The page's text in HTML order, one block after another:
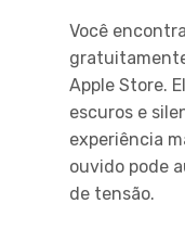
Você
Apple Store.
escuros e
experiência
ouvido pode
de tensão.